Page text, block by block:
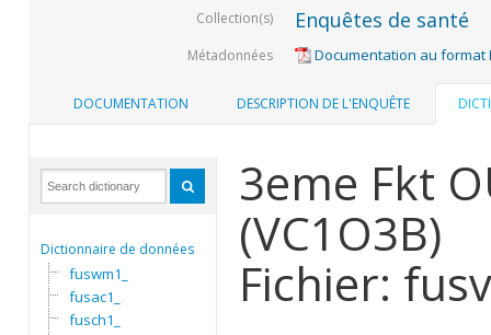
Collection(s) Enquêtes de santé
Métadonnées Documentation au format
DOCUMENTATION DESCRIPTION DE L'ENQUÊTE
Dictionnaire de données
fuswm1_
fusac1_
fusch1_
3eme Fkt
(VC1O3B)
Fichier: